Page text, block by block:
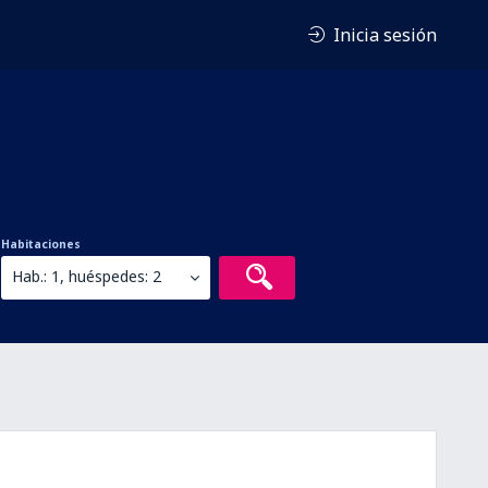
Inicia sesión
Habitaciones
Hab.: 1, huéspedes: 2